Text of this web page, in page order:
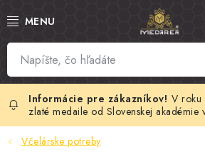
na
SLOVENSKÝ MED
MANUKA MED
VČELÍ PEĽ
V roku
zlaté medaile od Slovenskej akadémie
Včelárske potreby